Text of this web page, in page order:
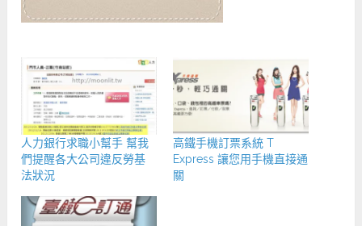
人力銀行求職小幫手 幫我
們提醒各大公司違反勞基
法狀況
高鐵手機訂票系統 T
Express 讓您用手機直接通
關